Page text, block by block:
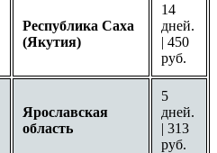
Республика Саха
(Якутия)
14
дней.
| 450
руб.
Ярославская
область
5
дней.
| 313
руб.